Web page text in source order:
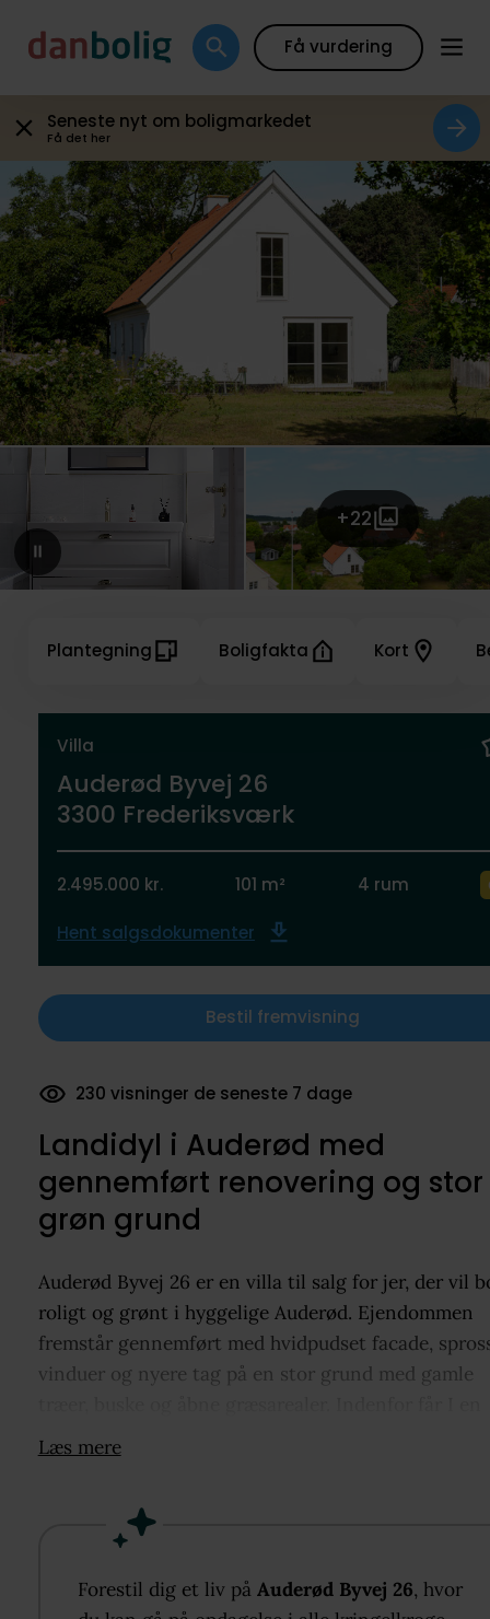
Få vurdering
Seneste nyt om boligmarkedet
Få det her
+22
Villa
Auderød Byvej 26
3300 Frederiksværk
2.495.000 kr. 101 m² 4 rum
Hent salgsdokumenter
Bestil fremvisning
Plantegning Boligfakta Kort
180 dokumenter downloadet
Landidyl i Auderød med
gennemført renovering og stor
grøn grund
Auderød Byvej 26 er en villa til salg for jer, der vil
roligt og grønt i hyggelige Auderød. Ejendommen
fremstår gennemført med hvidpudset facade,
vinduer og nyere tag på en stor grund med gamle
renoveret bolig med lyse vægge, gyldne gulve,
dobbeltdøre mod haven. Badeværelset er elegant
værelser omkring en central gang. Kælderen
Læs mere
Forestil dig et liv påAuderød Byvej 26, hvor
Galleri Plantegning Boligfakta Kort